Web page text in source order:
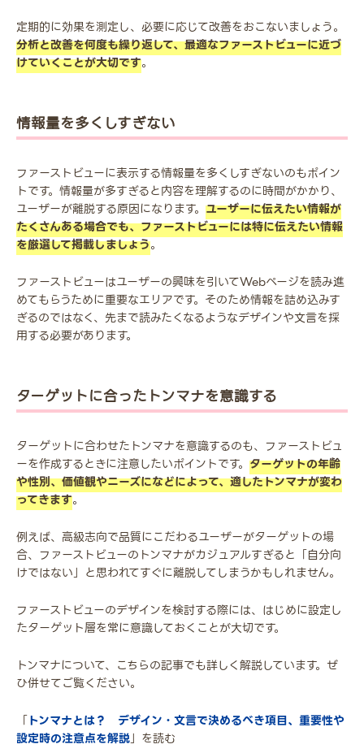
定期的に効果を測定し、必要に応じて改善をおこないましょう。
分析と改善を何度も繰り返して、最適なファーストビューに近づ
けていくことが大切です。
情報量を多くしすぎない
ファーストビューに表示する情報量を多くしすぎないのもポイン
トです。情報量が多すぎると内容を理解するのに時間がかかり、
ユーザーが離脱する原因になります。 ユーザーに伝えたい情報が
たくさんある場合でも、ファーストビューには特に伝えたい情報
を厳選して掲載しましょう。
ファーストビューはユーザーの興味を引いてWebページを読み進
めてもらうために重要なエリアです。そのため情報を詰め込みす
ぎるのではなく、先まで読みたくなるようなデザインや文言を採
用する必要があります。
ターゲットに合ったトンマナを意識する
ターゲットに合わせたトンマナを意識するのも、ファーストビュ
ーを作成するときに注意したいポイントです。 ターゲットの年齢
や性別、価値観やニーズになどによって、適したトンマナが変わ
ってきます。
例えば、高級志向で品質にこだわるユーザーがターゲットの場
合、ファーストビューのトンマナがカジュアルすぎると「自分向
けではない」と思われてすぐに離脱してしまうかもしれません。
ファーストビューのデザインを検討する際には、はじめに設定し
たターゲット層を常に意識しておくことが大切です。
トンマナについて、こちらの記事でも詳しく解説しています。ぜ
ひ併せてご覧ください。
「トンマナとは？ デザイン・文言で決めるべき項目、重要性や
設定時の注意点を解説」を読む